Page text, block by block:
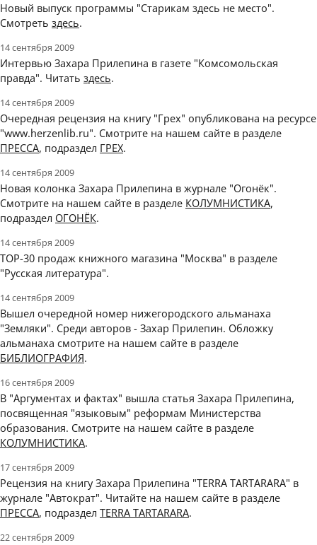
Новый выпуск программы "Старикам здесь не место".
Смотреть здесь.
14 сентября 2009
Интервью Захара Прилепина в газете "Комсомольская
правда". Читать здесь.
14 сентября 2009
Очередная рецензия на книгу "Грех" опубликована на ресурсе
"www.herzenlib.ru". Смотрите на нашем сайте в разделе
ПРЕССА, подраздел ГРЕХ.
14 сентября 2009
Новая колонка Захара Прилепина в журнале "Огонёк".
Смотрите на нашем сайте в разделе КОЛУМНИСТИКА,
подраздел ОГОНЁК.
14 сентября 2009
ТОР-30 продаж книжного магазина "Москва" в разделе
"Русская литература".
14 сентября 2009
Вышел очередной номер нижегородского альманаха
"Земляки". Среди авторов - Захар Прилепин. Обложку
альманаха смотрите на нашем сайте в разделе
БИБЛИОГРАФИЯ.
16 сентября 2009
В "Аргументах и фактах" вышла статья Захара Прилепина,
посвященная "языковым" реформам Министерства
образования. Смотрите на нашем сайте в разделе
КОЛУМНИСТИКА.
17 сентября 2009
Рецензия на книгу Захара Прилепина "TERRA TARTARARA" в
журнале "Автократ". Читайте на нашем сайте в разделе
ПРЕССА, подраздел TERRA TARTARARA.
22 сентября 2009